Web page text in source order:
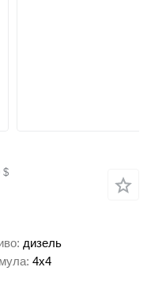
$
дизель
4x4